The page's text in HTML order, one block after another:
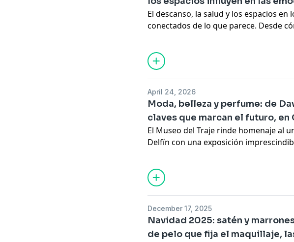
qué estilos están triunfando en la
El descanso, la salud y los espacios en
conectados de lo que parece. Desde
al envejecimiento, hasta cómo el
emociones y bienestar, diferentes
de cuidar tanto el cuerpo como el
en la nueva entrega de COPE Cool.
April 24, 2026
Moda, belleza y perfume: de
claves que marcan el futuro, en
El Museo del Traje rinde homenaje al
Delfín con una exposición
con Juan Duyos, nuevo presidente de
con Myriam Yébenes las claves del
una medicina estética más natural y
Semana Mundial de las Fragancias,
December 17, 2025
Navidad 2025: satén y
de pelo que fija el maquillaje,